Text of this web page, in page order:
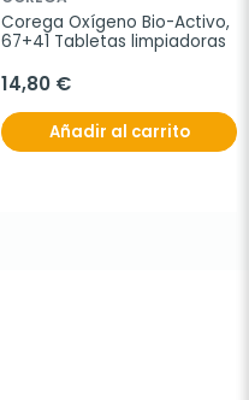
Corega Oxígeno Bio-Activo,
67+41 Tabletas limpiadoras
14,80 €
Añadir al carrito